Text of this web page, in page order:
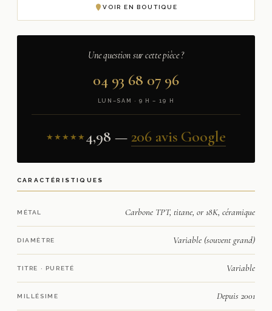
VOIR EN BOUTIQUE
Une question sur cette pièce ?
04 93 68 07 96
LUN–SAM · 9 H – 19 H
★★★★★4,98 —206 avis Google
CARACTÉRISTIQUES
MÉTAL Carbone TPT, titane, or 18K, céramique
DIAMÈTRE Variable (souvent grand)
TITRE · PURETÉ Variable
MILLÉSIME Depuis 2001